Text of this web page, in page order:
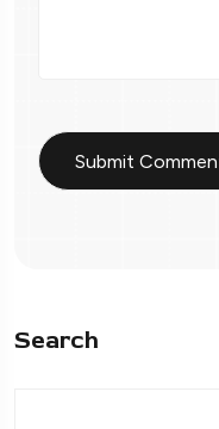
Search